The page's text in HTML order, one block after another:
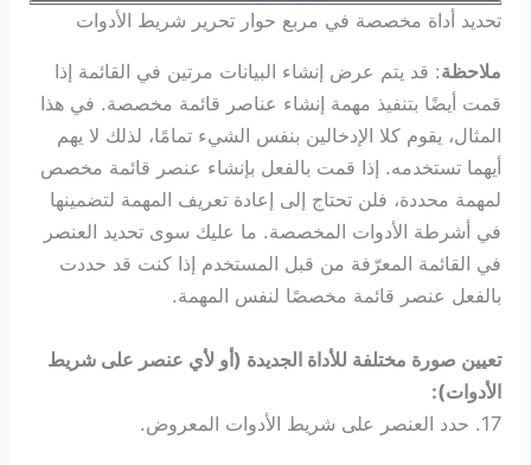
تحديد أداة مخصصة في مربع حوار تحرير شريط الأدوات
ملاحظة: قد يتم عرض إنشاء البيانات مرتين في القائمة إذا
قمت أيضًا بتنفيذ مهمة إنشاء عناصر قائمة مخصصة. في هذا
المثال، يقوم كلا الإدخالين بنفس الشيء تمامًا، لذلك لا يهم
أيهما تستخدمه. إذا قمت بالفعل بإنشاء عنصر قائمة مخصص
لمهمة محددة، فلن تحتاج إلى إعادة تعريف المهمة لتضمينها
في أشرطة الأدوات المخصصة. ما عليك سوى تحديد العنصر
في القائمة المعرّفة من قبل المستخدم إذا كنت قد حددت
بالفعل عنصر قائمة مخصصًا لنفس المهمة.
تعيين صورة مختلفة للأداة الجديدة (أو لأي عنصر على شريط
الأدوات):
17. حدد العنصر على شريط الأدوات المعروض.